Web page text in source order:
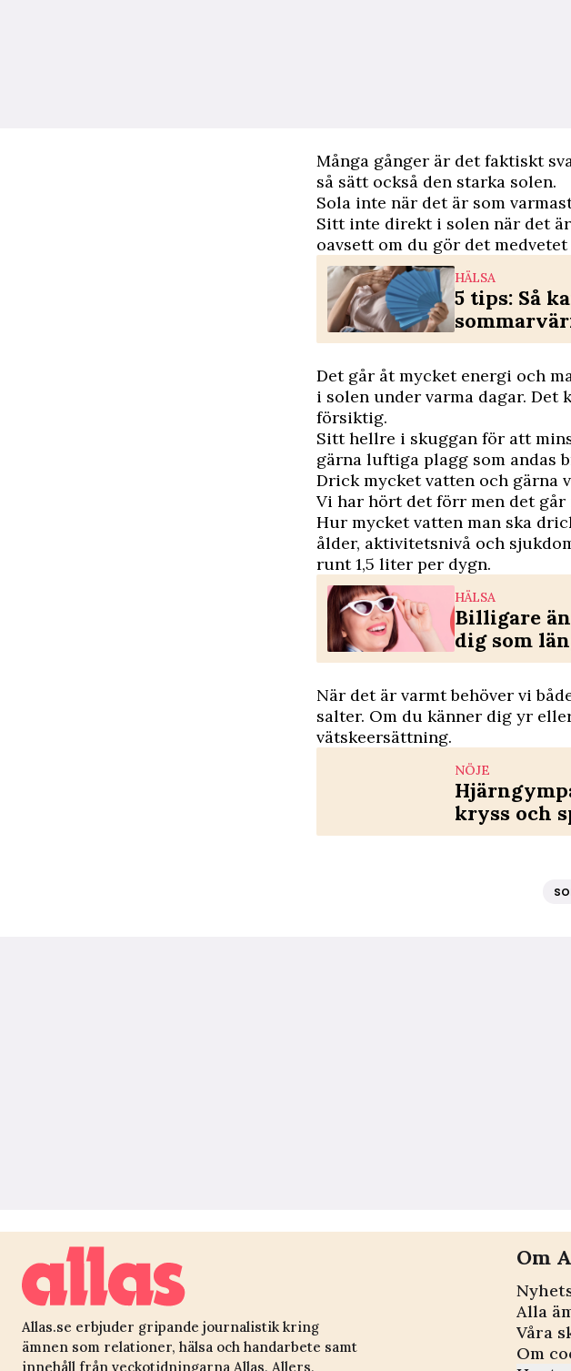
Många gånger är det faktiskt
så sätt också den starka solen.
Sola inte när det är som
Sitt inte direkt i solen när det
oavsett om du gör det
HÄLSA
5 tips: Så
Det går åt mycket energi och
i solen under varma dagar. Det
försiktig.
Sitt hellre i skuggan för att
gärna luftiga plagg som andas
Drick mycket vatten och gärna
Vi har hört det förr men det
Hur mycket vatten man ska
ålder, aktivitetsnivå och
runt 1,5 liter per dygn.
HÄLSA
Billigare
dig som
När det är varmt behöver vi
salter. Om du känner dig yr
vätskeersättning.
NÖJE
kryss och
Allas.se erbjuder gripande journalistik kring
ämnen som relationer, hälsa och handarbete samt
innehåll från veckotidningarna Allas, Allers,
Om
Alla
Våra
Om